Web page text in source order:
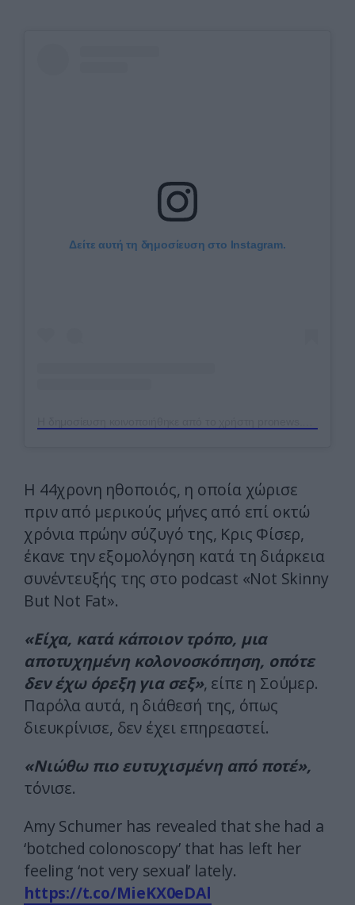
Δείτε αυτή τη δημοσίευση στο Instagram.
Η 44χρονη ηθοποιός, η οποία χώρισε
πριν από μερικούς μήνες από επί οκτώ
χρόνια πρώην σύζυγό της, Κρις Φίσερ,
έκανε την εξομολόγηση κατά τη διάρκεια
συνέντευξής της στο podcast «Not Skinny
But Not Fat».
«Είχα, κατά κάποιον τρόπο, μια
αποτυχημένη κολονοσκόπηση, οπότε
δεν έχω όρεξη για σεξ», είπε η Σούμερ.
Παρόλα αυτά, η διάθεσή της, όπως
διευκρίνισε, δεν έχει επηρεαστεί.
«Νιώθω πιο ευτυχισμένη από ποτέ»,
τόνισε.
Amy Schumer has revealed that she had a
‘botched colonoscopy’ that has left her
feeling ‘not very sexual’ lately.
https://t.co/MieKX0eDAl